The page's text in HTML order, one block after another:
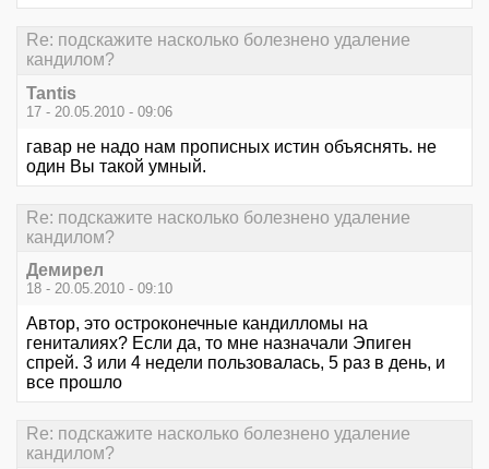
Re: подскажите насколько болезнено удаление
кандилом?
Tantis
17 - 20.05.2010 - 09:06
гавар не надо нам прописных истин объяснять. не
один Вы такой умный.
Re: подскажите насколько болезнено удаление
кандилом?
Демирел
18 - 20.05.2010 - 09:10
Автор, это остроконечные кандилломы на
гениталиях? Если да, то мне назначали Эпиген
спрей. 3 или 4 недели пользовалась, 5 раз в день, и
все прошло
Re: подскажите насколько болезнено удаление
кандилом?